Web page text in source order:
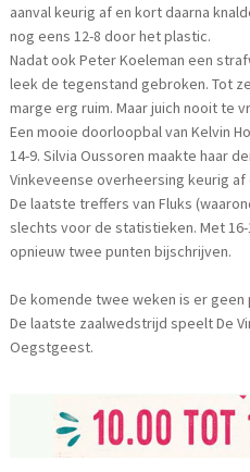
aanval keurig af en kort daarna
nog eens 12-8 door het plastic.
Nadat ook Peter Koeleman een
leek de tegenstand gebroken. Tot
marge erg ruim. Maar juich nooit te
Een mooie doorloopbal van Kelvin
14-9. Silvia Oussoren maakte haar
Vinkeveense overheersing keurig
De laatste treffers van Fluks
slechts voor de statistieken. Met
opnieuw twee punten bijschrijven.
De komende twee weken is er geen
De laatste zaalwedstrijd speelt De
Oegstgeest.